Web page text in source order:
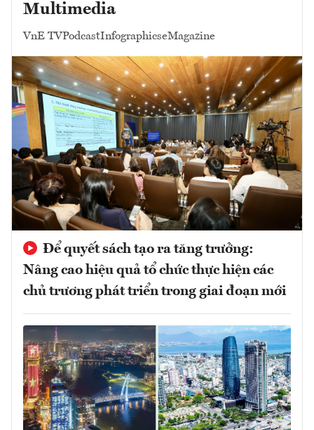
Multimedia
VnE TVPodcastInfographicseMagazine
Để quyết sách tạo ra tăng trưởng:
Nâng cao hiệu quả tổ chức thực hiện các
chủ trương phát triển trong giai đoạn mới